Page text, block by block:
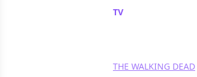
TV
THE WALKING DEAD